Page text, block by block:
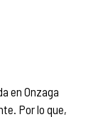
en Onzaga
Por lo que,